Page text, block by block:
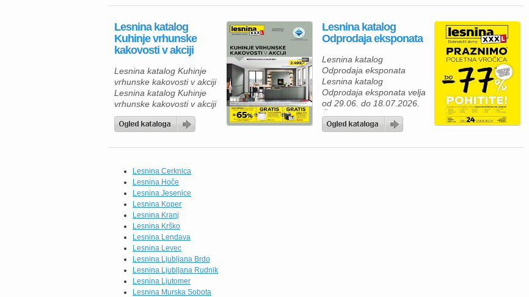
katalog velja od 06.07. do
Lesnina katalog
Kuhinje vrhunske
kakovosti v akciji
Lesnina katalog Kuhinje
vrhunske kakovosti v akciji
Lesnina katalog Kuhinje
vrhunske kakovosti v akciji
velja do 18.07.2026. Če
iščete novo kuhinjo, je zdaj
izkoristite ugodnosti iz
Na voljo so sodobne
kuhinje po meri, ki
združujejo vrhunsko
kakovost, funkcionalnost in
eleganten videz. Izbirate
lahko med različnimi
postavitvami in barvnimi
kombinacijami, […]
Lesnina katalog
Odprodaja eksponata
Lesnina katalog
Odprodaja eksponata
Lesnina katalog
Odprodaja eksponata velja
od 29.06. do 18.07.2026.
Če razmišljate o prenovi
svojega doma, je zdaj
izkoristite Lesnina poletno
Lesnina Cerknica
Lesnina Hoče
Lesnina Jesenice
Lesnina Koper
Lesnina Kranj
Lesnina Krško
Lesnina Lendava
Lesnina Levec
Lesnina Ljubljana Brdo
Lesnina Ljubljana Rudnik
Lesnina Ljutomer
Lesnina Murska Sobota